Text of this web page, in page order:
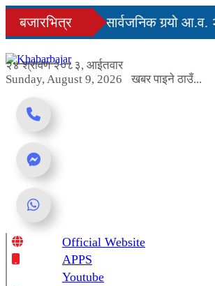
Skip
content
बजारभित्रसरकारले सार्वजनिक गर्‍यो आ.व.
२४ श्रावण २०८३, आईतवार
Sunday, August 9, 2026
खबर पाइने ठाउँ...
Online News Portal
Official Website
APPS
Youtube